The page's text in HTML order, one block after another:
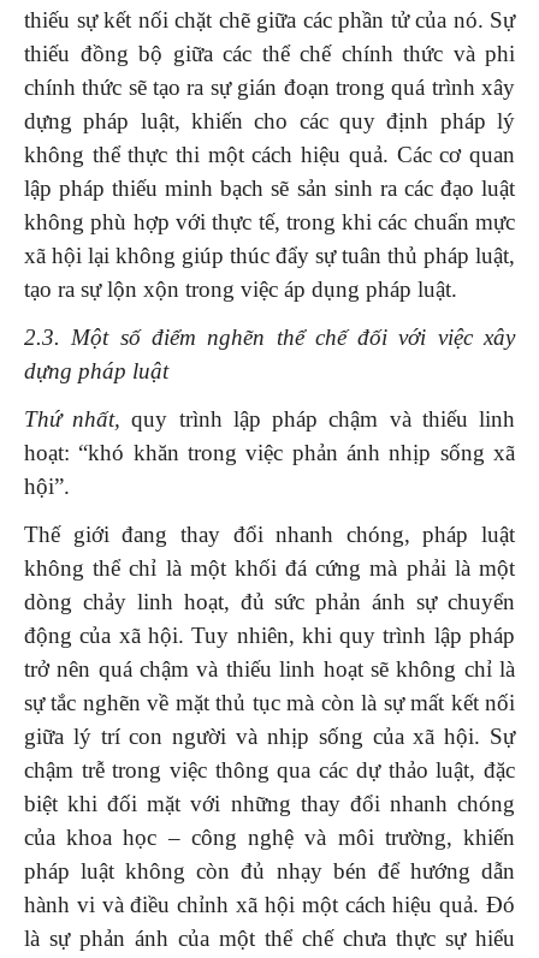
thiếu sự kết nối chặt chẽ giữa các phần tử của nó. Sự
thiếu đồng bộ giữa các thể chế chính thức và phi
chính thức sẽ tạo ra sự gián đoạn trong quá trình xây
dựng pháp luật, khiến cho các quy định pháp lý
không thể thực thi một cách hiệu quả. Các cơ quan
lập pháp thiếu minh bạch sẽ sản sinh ra các đạo luật
không phù hợp với thực tế, trong khi các chuẩn mực
xã hội lại không giúp thúc đẩy sự tuân thủ pháp luật,
tạo ra sự lộn xộn trong việc áp dụng pháp luật.
2.3. Một số điểm nghẽn thể chế đối với việc xây
dựng pháp luật
Thứ nhất,quy trình lập pháp chậm và thiếu linh
hoạt: “khó khăn trong việc phản ánh nhịp sống xã
hội”.
Thế giới đang thay đổi nhanh chóng, pháp luật
không thể chỉ là một khối đá cứng mà phải là một
dòng chảy linh hoạt, đủ sức phản ánh sự chuyển
động của xã hội. Tuy nhiên, khi quy trình lập pháp
trở nên quá chậm và thiếu linh hoạt sẽ không chỉ là
sự tắc nghẽn về mặt thủ tục mà còn là sự mất kết nối
giữa lý trí con người và nhịp sống của xã hội. Sự
chậm trễ trong việc thông qua các dự thảo luật, đặc
biệt khi đối mặt với những thay đổi nhanh chóng
của khoa học – công nghệ và môi trường, khiến
pháp luật không còn đủ nhạy bén để hướng dẫn
hành vi và điều chỉnh xã hội một cách hiệu quả. Đó
là sự phản ánh của một thể chế chưa thực sự hiểu